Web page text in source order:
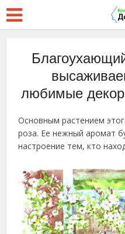
любимые
Основным растением
роза. Ее нежный аромат
настроение тем, кто